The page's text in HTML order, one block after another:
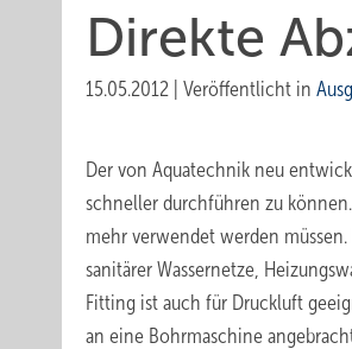
Direkte
15.05.2012 Veröffentlicht in
Der von Aquatechnik neu
schneller durchführen zu
mehr verwendet werden
sanitärer Wassernetze,
Fitting ist auch für Druckluft
an eine Bohrmaschine